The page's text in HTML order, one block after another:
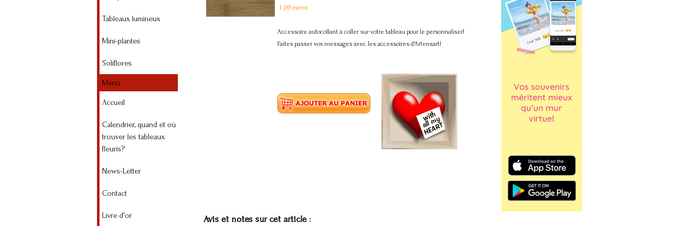
Tableaux lumineux
Mini-plantes
Soliflores
Menu
Accueil
Calendrier, quand et où
trouver les tableaux
fleuris?
News-Letter
Contact
Livre d'or
1,00 euros
Accessoire autocollant à coller sur votre tableau pour le personnaliser!
Faites passer vos messages avec les accessoires d'Artensart!
Avis et notes sur cet article :